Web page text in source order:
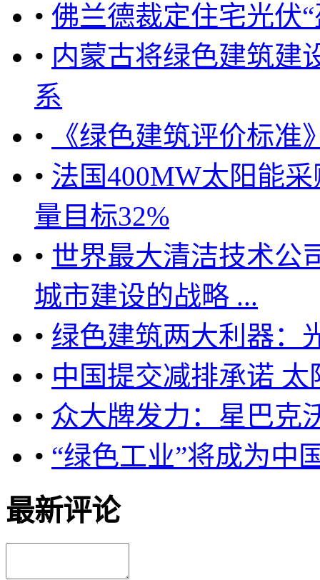
• 佛兰德裁定住宅光伏
• 内蒙古将绿色建筑建
系
•
《绿色建筑评价标准
• 法国400MW太阳能
量目标32%
• 世界最大清洁技术公
城市建设的战略 ...
• 绿色建筑两大利器：
• 中国提交减排承诺
• 众大牌发力：星巴克
• “绿色工业”将成为中
最新评论